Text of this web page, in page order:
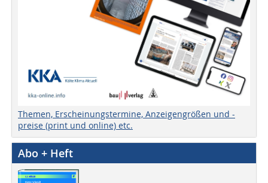
Themen, Erscheinungstermine, Anzeigengrößen und -
preise (print und online) etc.
Abo + Heft